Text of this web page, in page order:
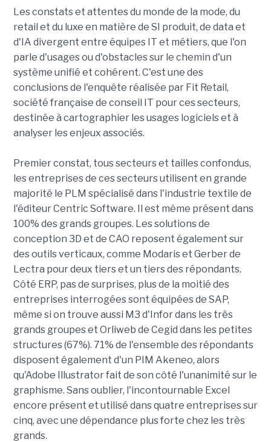
Les constats et attentes du monde de la mode, du
retail et du luxe en matière de SI produit, de data et
d'IA divergent entre équipes IT et métiers, que l'on
parle d'usages ou d'obstacles sur le chemin d'un
système unifié et cohérent. C'est une des
conclusions de l'enquête réalisée par Fit Retail,
société française de conseil IT pour ces secteurs,
destinée à cartographier les usages logiciels et à
analyser les enjeux associés.
Premier constat, tous secteurs et tailles confondus,
les entreprises de ces secteurs utilisent en grande
majorité le PLM spécialisé dans l'industrie textile de
l'éditeur Centric Software. Il est même présent dans
100% des grands groupes. Les solutions de
conception 3D et de CAO reposent également sur
des outils verticaux, comme Modaris et Gerber de
Lectra pour deux tiers et un tiers des répondants.
Côté ERP, pas de surprises, plus de la moitié des
entreprises interrogées sont équipées de SAP,
même si on trouve aussi M3 d'Infor dans les très
grands groupes et Orliweb de Cegid dans les petites
structures (67%). 71% de l'ensemble des répondants
disposent également d'un PIM Akeneo, alors
qu'Adobe Illustrator fait de son côté l'unanimité sur le
graphisme. Sans oublier, l'incontournable Excel
encore présent et utilisé dans quatre entreprises sur
cinq, avec une dépendance plus forte chez les très
grands.